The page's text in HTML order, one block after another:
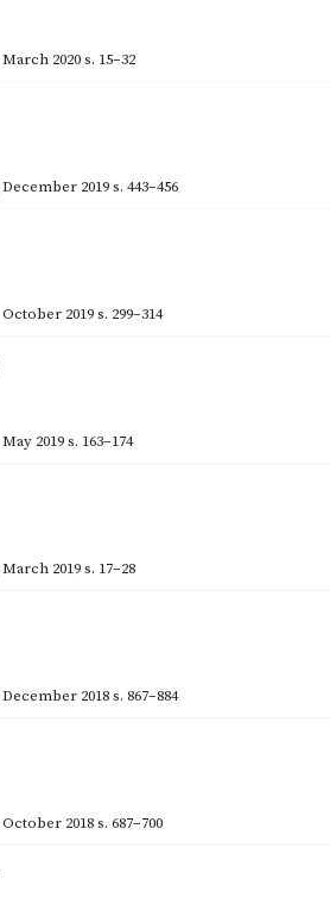
March 2020s. 15–32
December 2019s. 443–456
October 2019s. 299–314
May 2019s. 163–174
March 2019s. 17–28
December 2018s. 867–884
October 2018s. 687–700